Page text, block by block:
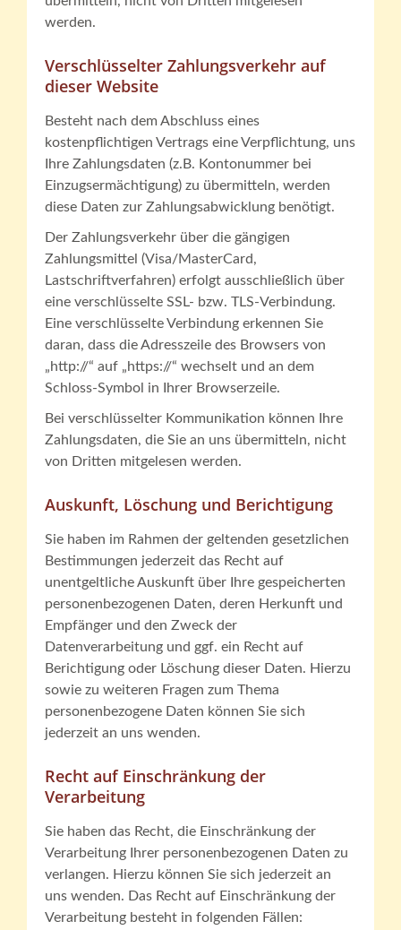
werden.
Verschlüsselter Zahlungsverkehr auf
dieser Website
Besteht nach dem Abschluss eines
kostenpflichtigen Vertrags eine Verpflichtung, uns
Ihre Zahlungsdaten (z.B. Kontonummer bei
Einzugsermächtigung) zu übermitteln, werden
diese Daten zur Zahlungsabwicklung benötigt.
Der Zahlungsverkehr über die gängigen
Zahlungsmittel (Visa/MasterCard,
Lastschriftverfahren) erfolgt ausschließlich über
eine verschlüsselte SSL- bzw. TLS-Verbindung.
Eine verschlüsselte Verbindung erkennen Sie
daran, dass die Adresszeile des Browsers von
„http://“ auf „https://“ wechselt und an dem
Schloss-Symbol in Ihrer Browserzeile.
Bei verschlüsselter Kommunikation können Ihre
Zahlungsdaten, die Sie an uns übermitteln, nicht
von Dritten mitgelesen werden.
Auskunft, Löschung und Berichtigung
Sie haben im Rahmen der geltenden gesetzlichen
Bestimmungen jederzeit das Recht auf
unentgeltliche Auskunft über Ihre gespeicherten
personenbezogenen Daten, deren Herkunft und
Empfänger und den Zweck der
Datenverarbeitung und ggf. ein Recht auf
Berichtigung oder Löschung dieser Daten. Hierzu
sowie zu weiteren Fragen zum Thema
personenbezogene Daten können Sie sich
jederzeit an uns wenden.
Recht auf Einschränkung der
Verarbeitung
Sie haben das Recht, die Einschränkung der
Verarbeitung Ihrer personenbezogenen Daten zu
verlangen. Hierzu können Sie sich jederzeit an
uns wenden. Das Recht auf Einschränkung der
Verarbeitung besteht in folgenden Fällen: